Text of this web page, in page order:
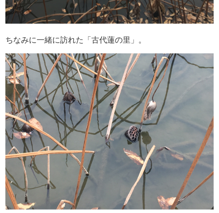
ちなみに一緒に訪れた「古代蓮の里」。